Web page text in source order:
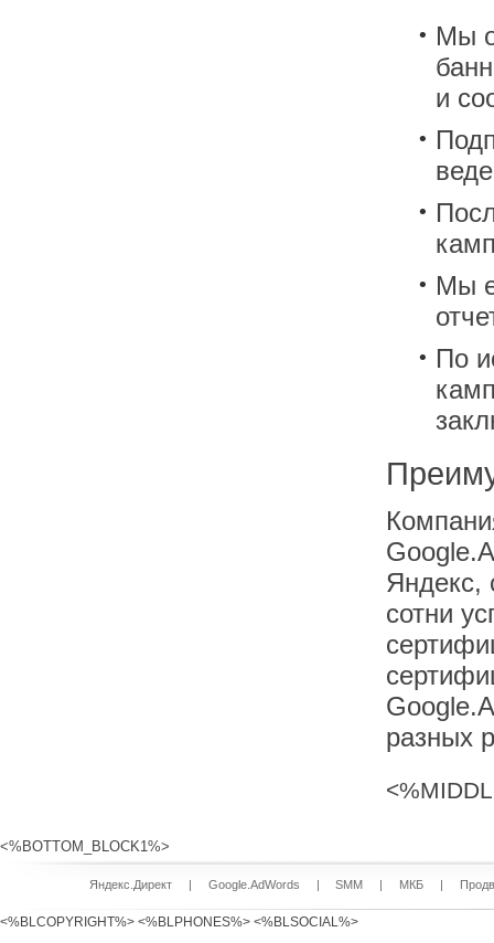
Мы
и
Мы
По
Яндекс,
сотни
разных
<%BOTTOM_BLOCK1%>
Яндекс.Директ | Google.AdWords | SMM | МКБ |
<%BLCOPYRIGHT%> <%BLPHONES%> <%BLSOCIAL%>